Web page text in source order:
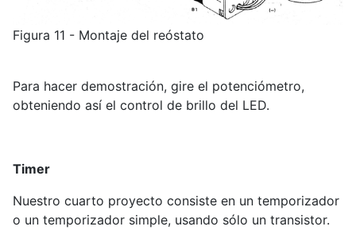
Figura 11 - Montaje del reóstato
Para hacer demostración, gire el potenciómetro,
obteniendo así el control de brillo del LED.
Timer
Nuestro cuarto proyecto consiste en un temporizador
o un temporizador simple, usando sólo un transistor.